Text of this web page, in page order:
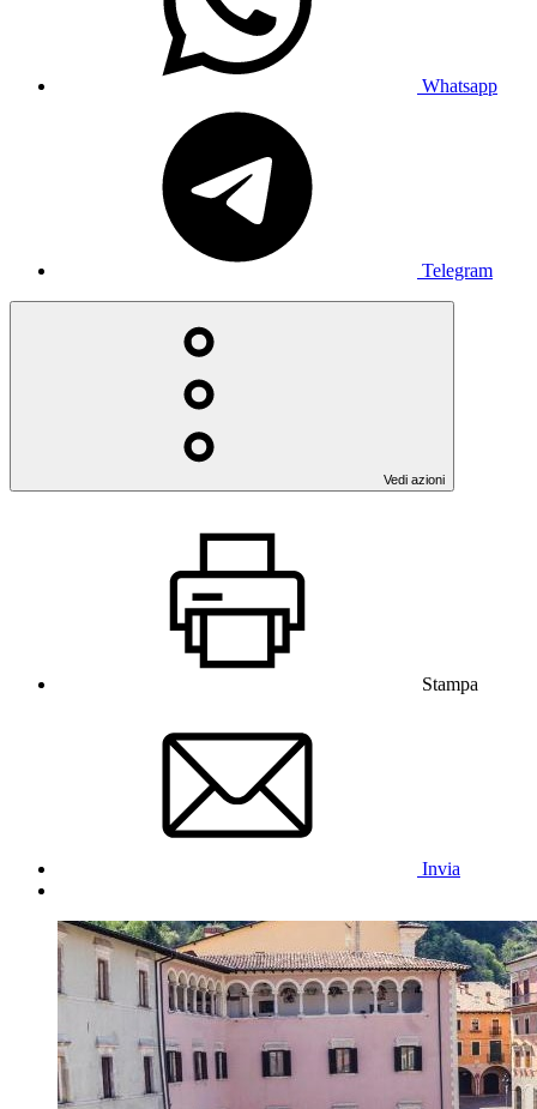
Whatsapp
Telegram
Vedi azioni
Stampa
Invia